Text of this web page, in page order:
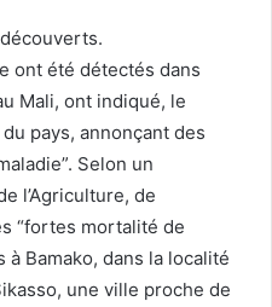
ont été détectés dans
Mali, ont indiqué, le
pays, annonçant des
Selon un
l’Agriculture, de
“fortes mortalité de
Bamako, dans la localité
une ville proche de